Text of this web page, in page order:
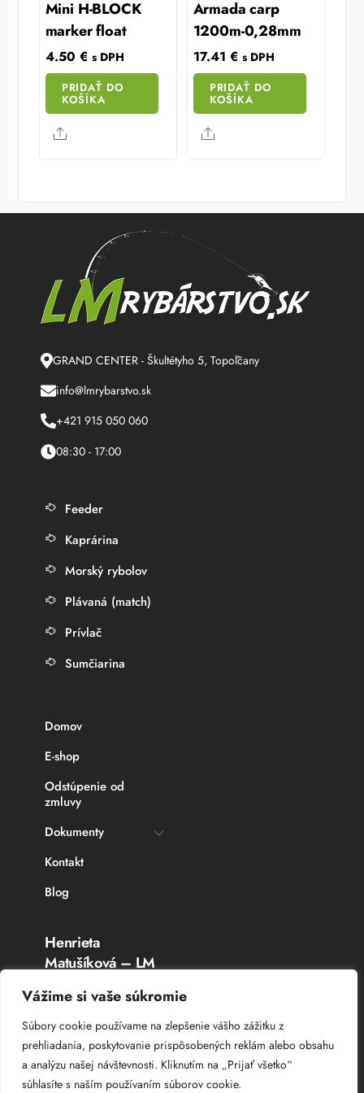
Vážime si vaše súkromie
Súbory cookie používame na zlepšenie vášho zážitku z
prehliadania, poskytovanie prispôsobených reklám alebo obsahu
a analýzu našej návštevnosti. Kliknutím na „Prijať všetko“
súhlasíte s naším používaním súborov cookie.
Mini H-BLOCK
marker float
4.50 € s DPH
PRIDAŤ DO
KOŠÍKA
Share
Armada carp
1200m-0,28mm
17.41 € s DPH
PRIDAŤ DO
KOŠÍKA
Share
GRAND CENTER - Škultétyho 5, Topoľčany
info@lmrybarstvo.sk
+421 915 050 060
08:30 - 17:00
Feeder
Kaprárina
Morský rybolov
Plávaná (match)
Prívlač
Sumčiarina
Domov
E-shop
Odstúpenie od
zmluvy
Dokumenty
Kontakt
Blog
Henrieta
Matušíková – LM
Rybárske potreby
Topoľčany
IČO: 336 764 53
DIČ: 102 044 8385